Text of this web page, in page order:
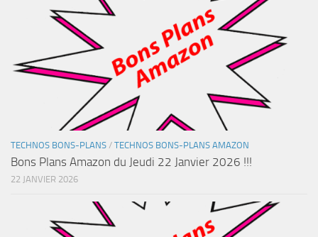
TECHNOS BONS-PLANS / TECHNOS BONS-PLANS AMAZON
Bons Plans Amazon du Jeudi 22 Janvier 2026 !!!
22 JANVIER 2026